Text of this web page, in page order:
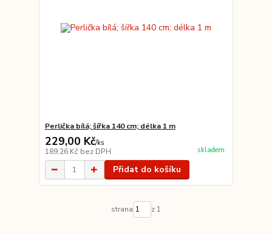
Perlička bílá; šířka 140 cm; délka 1 m
229,00 Kč/ks
189,26 Kč bez DPH skladem
Přidat do košíku
strana z 1